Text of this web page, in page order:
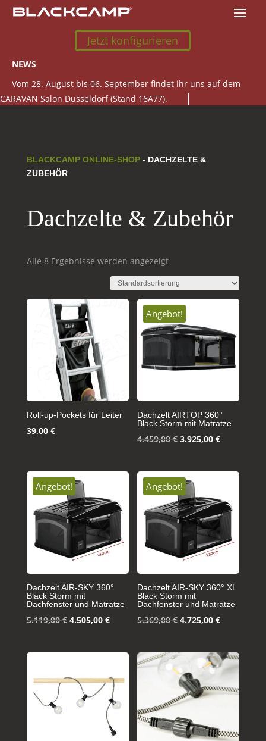
Jetzt konfigurieren
NEWS
Vom 28. August bis 06. September findet ihr uns auf dem
CARAVAN Salon Düsseldorf (Stand 16A77).
BLACKCAMP ONLINE-SHOP- DACHZELTE &
ZUBEHÖR
Dachzelte & Zubehör
Alle 8 Ergebnisse werden angezeigt
Roll-up-Pockets für Leiter
39,00 €
Angebot!
Dachzelt AIRTOP 360°
Black Storm mit Matratze
4.459,00€ Ursprünglicher
war:
4.459,00 €
3.925,00€Aktueller
ist:
Angebot!
Dachzelt AIR-SKY 360°
Black Storm mit
Dachfenster und Matratze
5.119,00€ Ursprünglicher
war:
4.505,00 €Aktueller
ist:
4.505,00 €.
Angebot!
Dachzelt AIR-SKY 360° XL
Black Storm mit
Dachfenster und Matratze
5.369,00€ Ursprünglicher
war:
5.369,00 €
4.725,00€Aktueller
ist:
4.725,00 €.